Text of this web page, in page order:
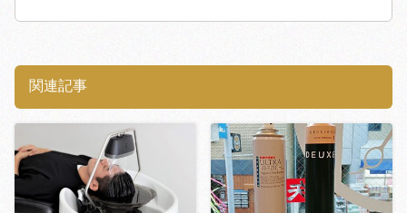
関連記事